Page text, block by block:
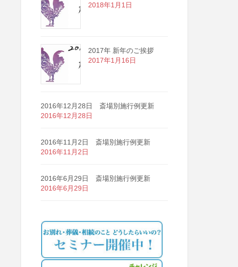
2018年1月1日
2017年 新年のご挨拶
2017年1月16日
2016年12月28日 斎場別施行例更新
2016年12月28日
2016年11月2日 斎場別施行例更新
2016年11月2日
2016年6月29日 斎場別施行例更新
2016年6月29日